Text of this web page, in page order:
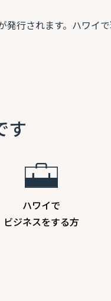
発行されます。ハワイ
す
ハワイで
ビジネスをする方